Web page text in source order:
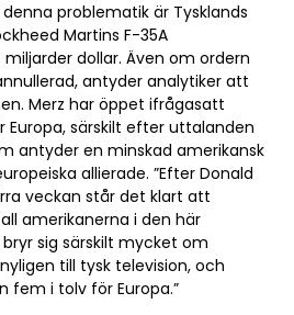
problematik är Tysklands
Martins F-35A
dollar. Även om ordern
antyder analytiker att
Merz har öppet ifrågasatt
Europa, särskilt efter uttalanden
antyder en minskad amerikansk
allierade. ”Efter Donald
veckan står det klart att
amerikanerna i den här
sig särskilt mycket om
till tysk television, och
fem i tolv för Europa.”